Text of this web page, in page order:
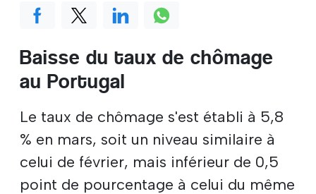
Baisse du taux de chômage
au Portugal
Le taux de chômage s'est établi à 5,8
% en mars, soit un niveau similaire à
celui de février, mais inférieur de 0,5
point de pourcentage à celui du même